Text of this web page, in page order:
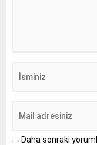
Daha sonraki